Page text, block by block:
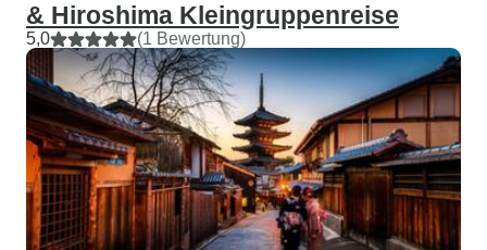
& Hiroshima Kleingruppenreise
5,0 (1 Bewertung)